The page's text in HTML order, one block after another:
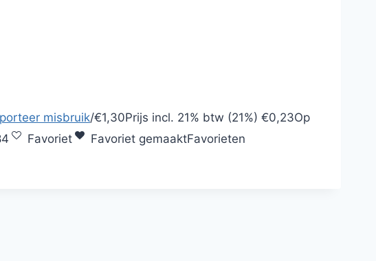
misbruik/€1,30Prijs incl. 21% btw (21%) €0,23Op
Favoriet Favoriet gemaaktFavorieten